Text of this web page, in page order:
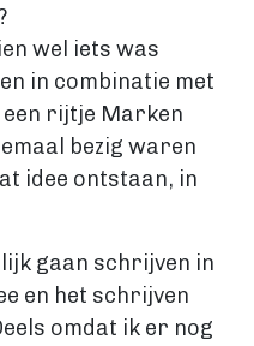
wel iets was
in combinatie met
rijtje Marken
bezig waren
idee ontstaan, in
gaan schrijven in
en het schrijven
omdat ik er nog